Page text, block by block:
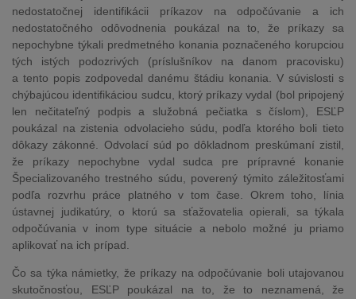
nedostatočnej identifikácii príkazov na odpočúvanie a ich
nedostatočného odôvodnenia poukázal na to, že príkazy sa
nepochybne týkali predmetného konania poznačeného korupciou
tých istých podozrivých (príslušníkov na danom pracovisku)
a tento popis zodpovedal danému štádiu konania. V súvislosti s
chýbajúcou identifikáciou sudcu, ktorý príkazy vydal (bol pripojený
len nečitateľný podpis a služobná pečiatka s číslom), ESĽP
poukázal na zistenia odvolacieho súdu, podľa ktorého boli tieto
dôkazy zákonné. Odvolací súd po dôkladnom preskúmaní zistil,
že príkazy nepochybne vydal sudca pre prípravné konanie
Špecializovaného trestného súdu, poverený týmito záležitosťami
podľa rozvrhu práce platného v tom čase. Okrem toho, línia
ústavnej judikatúry, o ktorú sa sťažovatelia opierali, sa týkala
odpočúvania v inom type situácie a nebolo možné ju priamo
aplikovať na ich prípad.
Čo sa týka námietky, že príkazy na odpočúvanie boli utajovanou
skutočnosťou, ESĽP poukázal na to, že to neznamená, že